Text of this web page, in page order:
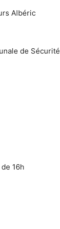
Albéric
de Sécurité
16h